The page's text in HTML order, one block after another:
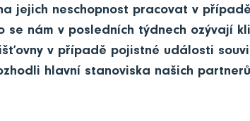
jejich neschopnost pracovat v
se nám v posledních týdnech ozývají
v případě pojistné události
hlavní stanoviska našich